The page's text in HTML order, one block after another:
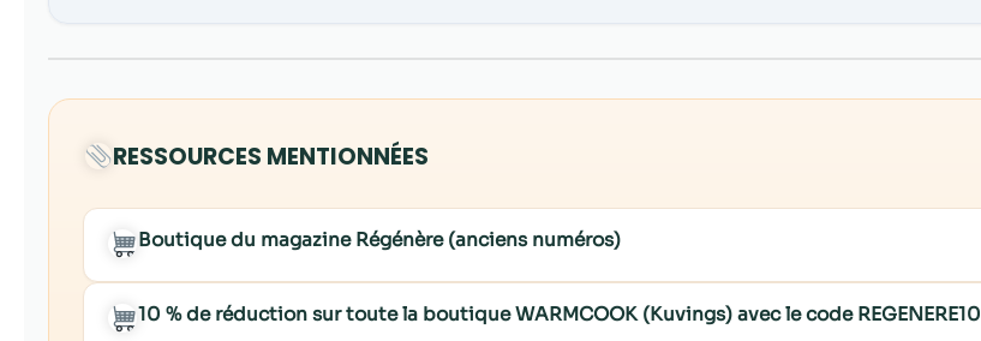
RESSOURCES MENTIONNÉES
Boutique du magazine Régénère (anciens numéros)
10 % de réduction sur toute la boutique WARMCOOK (Kuvings) avec le code REGENERE10